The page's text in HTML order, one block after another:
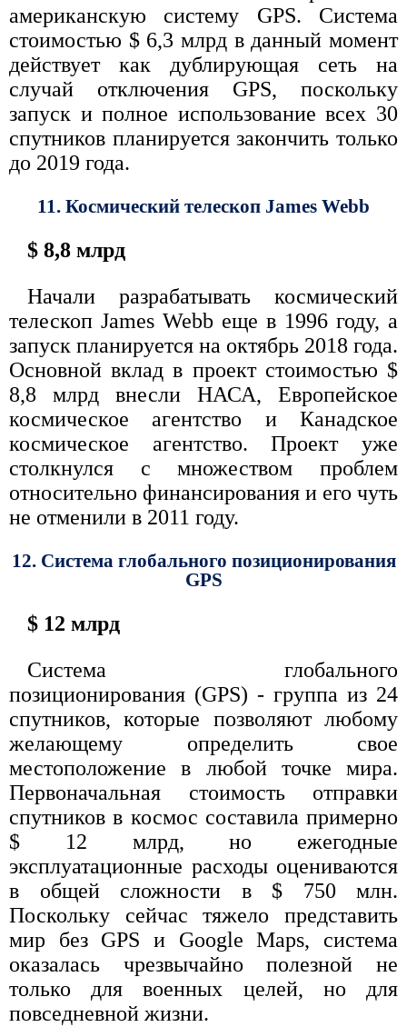
американскую систему GPS. Система
стоимостью $ 6,3 млрд в данный момент
действует как дублирующая сеть на
случай отключения GPS, поскольку
запуск и полное использование всех 30
спутников планируется закончить только
до 2019 года.
11. Космический телескоп James Webb
$ 8,8 млрд
Начали разрабатывать космический
телескоп James Webb еще в 1996 году, а
запуск планируется на октябрь 2018 года.
Основной вклад в проект стоимостью $
8,8 млрд внесли НАСА, Европейское
космическое агентство и Канадское
космическое агентство. Проект уже
столкнулся с множеством проблем
относительно финансирования и его чуть
не отменили в 2011 году.
12. Система глобального позиционирования
GPS
$ 12 млрд
Система глобального
позиционирования (GPS) - группа из 24
спутников, которые позволяют любому
желающему определить свое
местоположение в любой точке мира.
Первоначальная стоимость отправки
спутников в космос составила примерно
$ 12 млрд, но ежегодные
эксплуатационные расходы оцениваются
в общей сложности в $ 750 млн.
Поскольку сейчас тяжело представить
мир без GPS и Google Maps, система
оказалась чрезвычайно полезной не
только для военных целей, но для
повседневной жизни.